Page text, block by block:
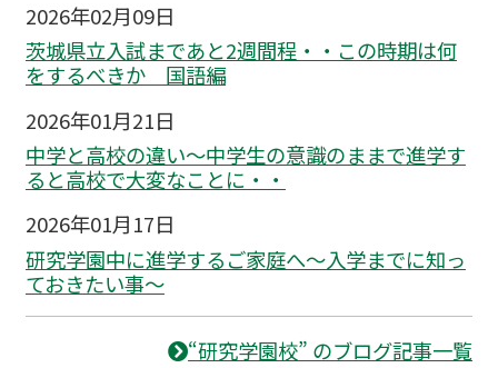
2026年02月09日
茨城県立入試まであと2週間程・・この時期は何
をするべきか 国語編
2026年01月21日
中学と高校の違い～中学生の意識のままで進学す
ると高校で大変なことに・・
2026年01月17日
研究学園中に進学するご家庭へ～入学までに知っ
ておきたい事～
“研究学園校” のブログ記事一覧